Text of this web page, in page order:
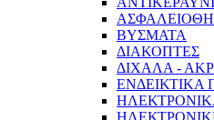
ΒΥΣΜΑΤΑ
ΔΙΑΚΟΠΤΕΣ
ΔΙΧΑΛΑ -
ΕΝΔΕΙΚΤΙΚΑ